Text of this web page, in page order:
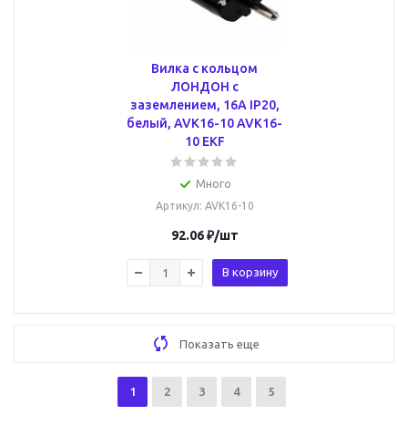
Вилка с кольцом
ЛОНДОН с
заземлением, 16А IP20,
белый, AVK16-10 AVK16-
10 EKF
Много
Артикул: AVK16-10
92.06₽/шт
В корзину
Показать еще
1 2 3 4 5